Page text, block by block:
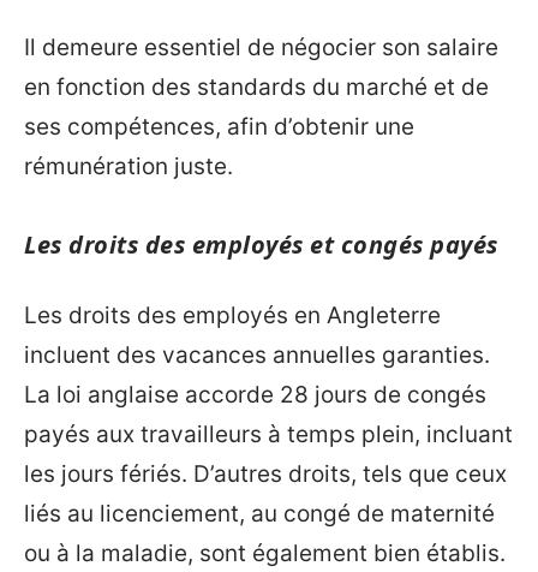
Il demeure essentiel de négocier son salaire
en fonction des standards du marché et de
ses compétences, afin d’obtenir une
rémunération juste.
Les droits des employés et congés payés
Les droits des employés en Angleterre
incluent des vacances annuelles garanties.
La loi anglaise accorde 28 jours de congés
payés aux travailleurs à temps plein, incluant
les jours fériés. D’autres droits, tels que ceux
liés au licenciement, au congé de maternité
ou à la maladie, sont également bien établis.